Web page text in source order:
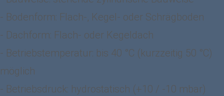
- Bodenform: Flach-, Kegel- oder Schrägboden
- Dachform: Flach- oder Kegeldach
- Betriebstemperatur: bis 40 °C (kurzzeitig 50 °C)
möglich
- Betriebsdruck: hydrostatisch (+10 / -10 mbar)